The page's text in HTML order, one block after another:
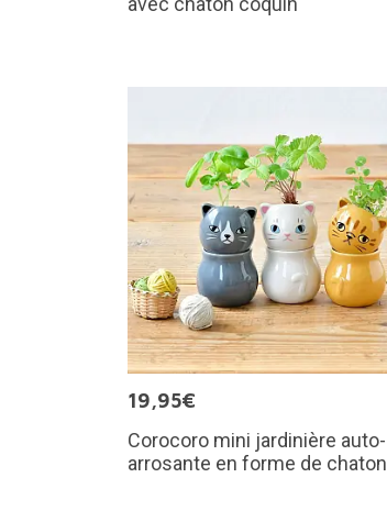
19,95€
Corocoro mini jardinière auto-
arrosante en forme de chaton